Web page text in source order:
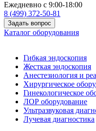
Ежедневно с 9:00-18:00
8 (499) 372-50-81
Задать вопрос
Каталог оборудования
Гибкая эндоскопия
Жесткая эндоскопия
Анестезиология и
Хирургическое
Гинекологическое
ЛОР оборудование
Ультразвуковая
Лучевая диагностика